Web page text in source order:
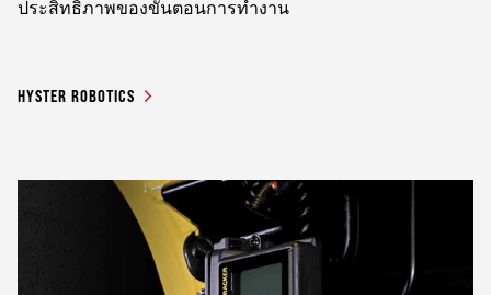
ประสิทธิภาพของขั้นตอนการทำงาน
HYSTER ROBOTICS